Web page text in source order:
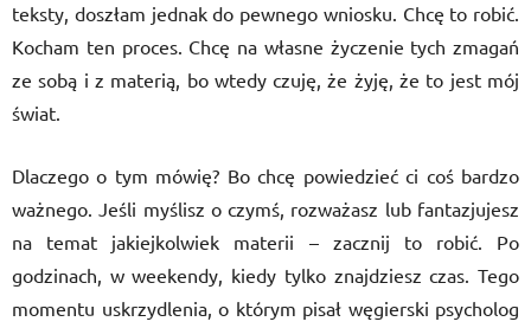
teksty, doszłam jednak do pewnego wniosku. Chcę to robić.
Kocham ten proces. Chcę na własne życzenie tych zmagań
ze sobą i z materią, bo wtedy czuję, że żyję, że to jest mój
świat.
Dlaczego o tym mówię? Bo chcę powiedzieć ci coś bardzo
ważnego. Jeśli myślisz o czymś, rozważasz lub fantazjujesz
na temat jakiejkolwiek materii – zacznij to robić. Po
godzinach, w weekendy, kiedy tylko znajdziesz czas. Tego
momentu uskrzydlenia, o którym pisał węgierski psycholog